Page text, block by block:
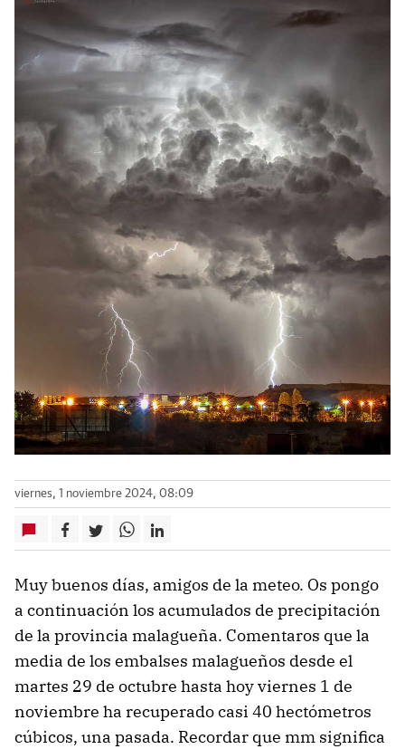
viernes, 1 noviembre 2024, 08:09
Muy buenos días, amigos de la meteo. Os pongo
a continuación los acumulados de precipitación
de la provincia malagueña. Comentaros que la
media de los embalses malagueños desde el
martes 29 de octubre hasta hoy viernes 1 de
noviembre ha recuperado casi 40 hectómetros
cúbicos, una pasada. Recordar que mm significa